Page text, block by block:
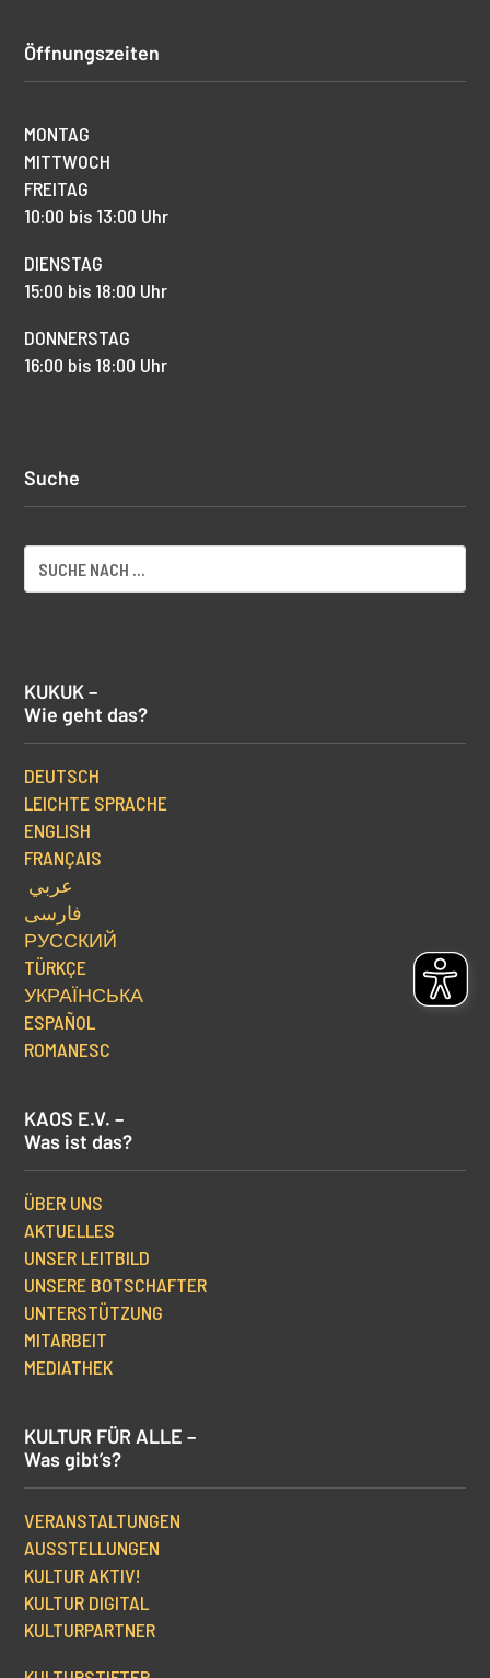
Öffnungszeiten
MONTAG
MITTWOCH
FREITAG
10:00 bis 13:00 Uhr
DIENSTAG
15:00 bis 18:00 Uhr
DONNERSTAG
16:00 bis 18:00 Uhr
Suche
KUKUK –
Wie geht das?
DEUTSCH
LEICHTE SPRACHE
ENGLISH
FRANÇAIS
عربي
فارسی
РУССКИЙ
TÜRKÇE
УКРАЇНСЬКА
ESPAÑOL
ROMANESC
KAOS E.V. –
Was ist das?
ÜBER UNS
AKTUELLES
UNSER LEITBILD
UNSERE BOTSCHAFTER
UNTERSTÜTZUNG
MITARBEIT
MEDIATHEK
KULTUR FÜR ALLE –
Was gibt’s?
VERANSTALTUNGEN
AUSSTELLUNGEN
KULTUR AKTIV!
KULTUR DIGITAL
KULTURPARTNER